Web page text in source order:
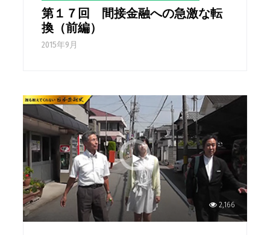
第１７回 間接金融への急激な転
換（前編）
2015年9月
2,166